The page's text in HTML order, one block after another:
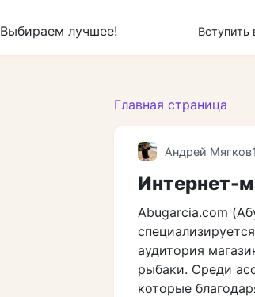
Выбираем лучшее! Вступить
Главная страница
Андрей Мягков
Интернет-
Abugarcia.com
аудитория
рыбаки. Среди
которые